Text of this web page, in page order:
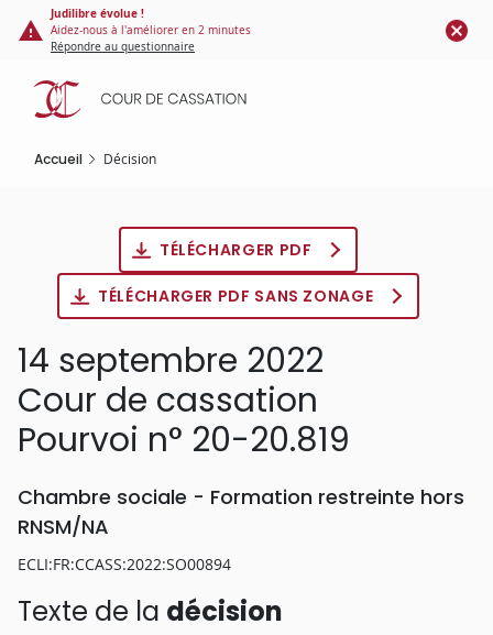
Panneau de gestion des cookies
contenu
principal
Judilibre évolue !
Aidez-nous à l'améliorer en 2 minutes
Répondre au questionnaire
Accueil Décision
TÉLÉCHARGER PDF
TÉLÉCHARGER PDF SANS ZONAGE
14 septembre 2022
Cour de cassation
Pourvoi n° 20-20.819
Chambre sociale - Formation restreinte hors
RNSM/NA
ECLI:FR:CCASS:2022:SO00894
Texte de la décision